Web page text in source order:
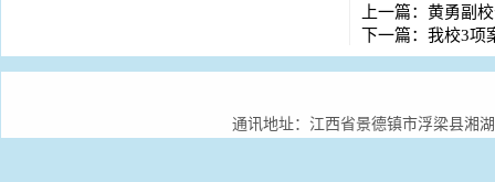
上一篇： 黄勇副
下一篇： 我校3项
通讯地址：江西省景德镇市浮梁县湘